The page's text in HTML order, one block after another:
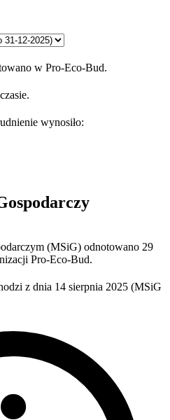
w Pro-Eco-Bud.
wynosiło:
(MSiG) odnotowano 29
Pro-Eco-Bud.
z dnia 14 sierpnia 2025 (MSiG